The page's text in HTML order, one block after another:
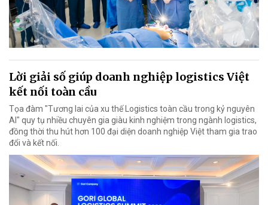
Lời giải số giúp doanh nghiệp logistics Việt
kết nối toàn cầu
Tọa đàm "Tương lai của xu thế Logistics toàn cầu trong kỷ nguyên
AI" quy tụ nhiều chuyên gia giàu kinh nghiệm trong ngành logistics,
đồng thời thu hút hơn 100 đại diện doanh nghiệp Việt tham gia trao
đổi và kết nối.